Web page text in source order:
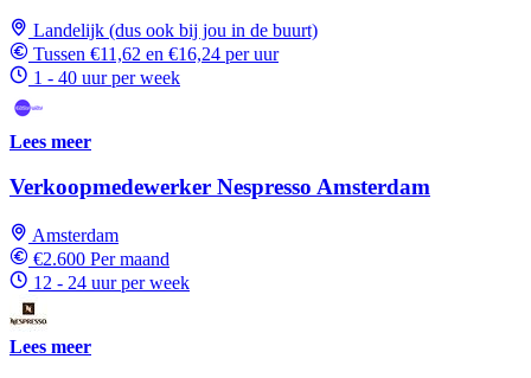
Landelijk (dus ook bij jou in de buurt)
Tussen €11,62 en €16,24 per uur
1 - 40 uur per week
Lees meer
Verkoopmedewerker Nespresso Amsterdam
Amsterdam
€2.600 Per maand
12 - 24 uur per week
Lees meer